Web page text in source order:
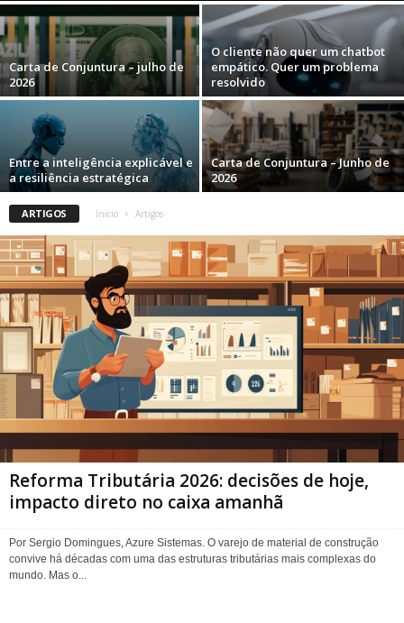
Carta de Conjuntura – julho de
2026
O cliente não quer um chatbot
empático. Quer um problema
resolvido
Entre a inteligência explicável e
a resiliência estratégica
Carta de Conjuntura – Junho de
2026
ARTIGOS Início Artigos
Reforma Tributária 2026: decisões de hoje,
impacto direto no caixa amanhã
Por Sergio Domingues, Azure Sistemas. O varejo de material de construção
convive há décadas com uma das estruturas tributárias mais complexas do
mundo. Mas o...